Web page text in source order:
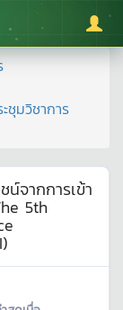
ชุมวิชาการ
น์จากการเข้า
5th